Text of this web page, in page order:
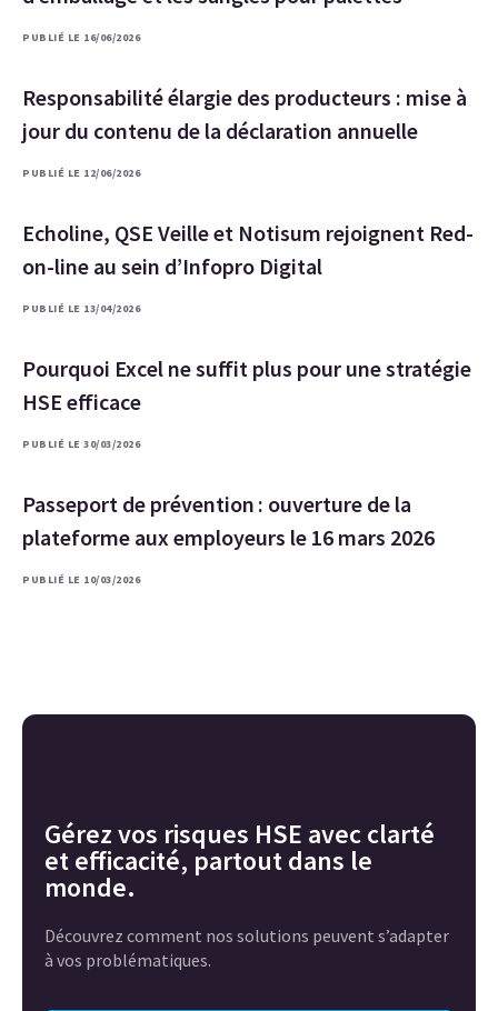
PUBLIÉ LE 16/06/2026
Responsabilité élargie des producteurs : mise à
jour du contenu de la déclaration annuelle
PUBLIÉ LE 12/06/2026
Echoline, QSE Veille et Notisum rejoignent Red-
on-line au sein d’Infopro Digital
PUBLIÉ LE 13/04/2026
Pourquoi Excel ne suffit plus pour une stratégie
HSE efficace
PUBLIÉ LE 30/03/2026
Passeport de prévention : ouverture de la
plateforme aux employeurs le 16 mars 2026
PUBLIÉ LE 10/03/2026
Gérez vos risques HSE avec clarté
et efficacité, partout dans le
monde.
Découvrez comment nos solutions peuvent s’adapter
à vos problématiques.